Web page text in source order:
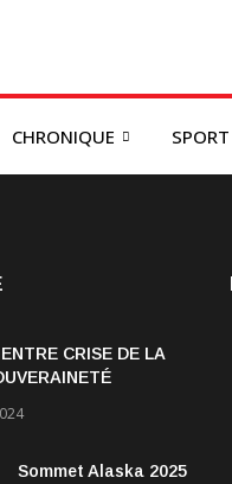
CHRONIQUE SPORT
CRISE DE LA
Sommet Alaska 2025